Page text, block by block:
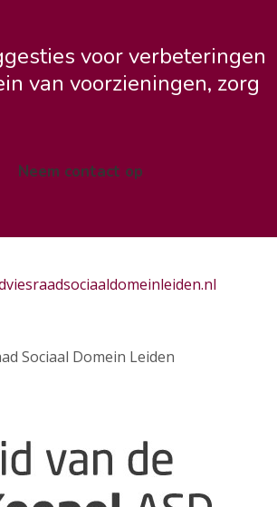
voor verbeteringen
van voorzieningen, zorg
Neem contact op
Sociaal Domein Leiden